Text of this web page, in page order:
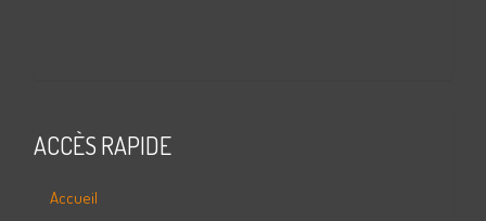
ACCÈS RAPIDE
Accueil